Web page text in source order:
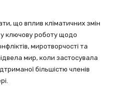
що вплив кліматичних змін
ключову роботу щодо
миротворчості та
мир, коли застосувала
більшістю членів